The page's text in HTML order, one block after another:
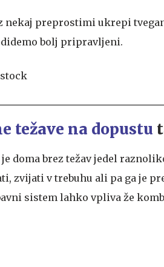
nekaj preprostimi ukrepi
bolj pripravljeni.
težave na dopustu
doma brez težav jedel
zvijati v trebuhu ali pa ga je
sistem lahko vpliva že